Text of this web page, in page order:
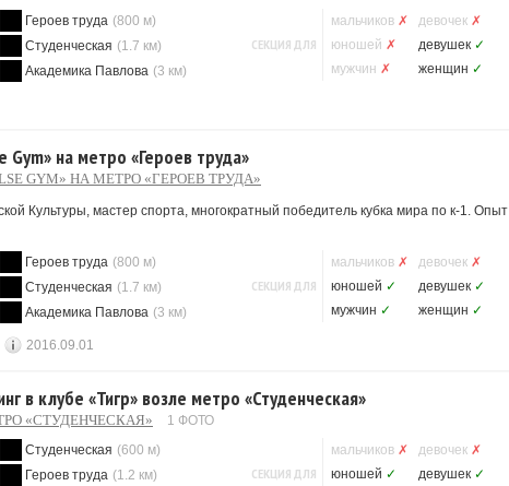
Героев труда (800 м)
Студенческая (1.7 км)
Академика Павлова (3 км)
СЕКЦИЯ ДЛЯ
мальчиков ✗ девочек ✗
юношей ✗ девушек ✓
мужчин ✗ женщин ✓
Gym» на метро «Героев труда»
GYM» НА МЕТРО «ГЕРОЕВ ТРУДА»
Культуры, мастер спорта, многократный победитель кубка мира по к-1. Опыт
Героев труда (800 м)
Студенческая (1.7 км)
Академика Павлова (3 км)
СЕКЦИЯ ДЛЯ
мальчиков ✗ девочек ✗
юношей ✓ девушек ✓
мужчин ✓ женщин ✓
2016.09.01
в клубе «Тигр» возле метро «Студенческая»
«СТУДЕНЧЕСКАЯ»
1 ФОТО
Студенческая (600 м)
Героев труда (1.2 км) СЕКЦИЯ ДЛЯ
мальчиков ✗ девочек ✗
юношей ✓ девушек ✓